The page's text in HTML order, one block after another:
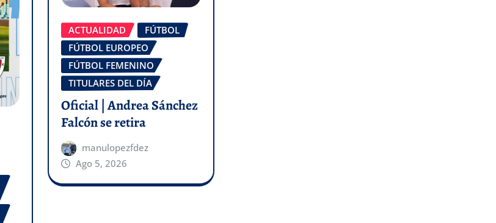
ACTUALIDAD
FÚTBOL
FÚTBOL EUROPEO
FÚTBOL FEMENINO
TITULARES DEL DÍA
Oficial | Andrea Sánchez
Falcón se retira
manulopezfdez
Ago 5, 2026